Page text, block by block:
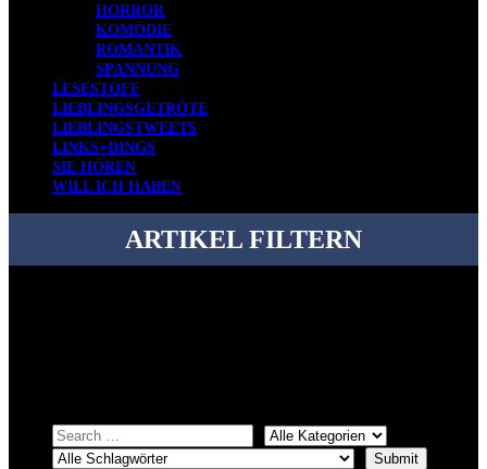
HORROR
KOMÖDIE
ROMANTIK
SPANNUNG
LESESTOFF
LIEBLINGSGETRÖTE
LIEBLINGSTWEETS
LINKS+DINGS
SIE HÖREN
WILL ICH HABEN
ARTIKEL FILTERN